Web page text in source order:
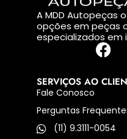
A MDD Autopeças
opções em peças
especializados em
SERVIÇOS AO
Fale Conosco
Perguntas
(11) 9.3111-0054